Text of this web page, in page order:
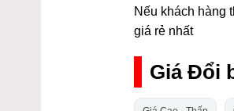
Nếu khách hàng
giá rẻ nhất
Giá Đổi